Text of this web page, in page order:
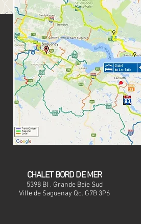
CHALET BORD DE MER
5398 Bl . Grande Baie Sud
Ville de Saguenay Qc. G7B 3P6